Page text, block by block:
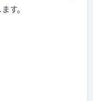
す。